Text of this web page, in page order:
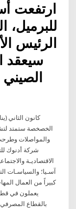
ارتفعت
للبرميل،
الرئيس
سيعقد
الخصخصة ستمتد
شركة أدنوك
اﻻﻗﺘﺼﺎدﻳـﺔ
ﻛﺒﻴﺮاً ﻣﻦ اﻟﻌﻤﺎل
بالقطاع